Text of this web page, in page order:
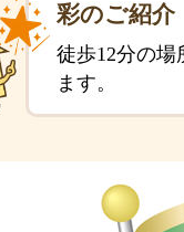
彩のご紹介
徒歩12分の場
ます。